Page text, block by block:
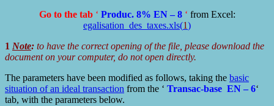
Go to the tab‘ Produc. 8% EN – 8‘ from Excel:
egalisation_des_taxes.xls(1)
1 Note: to have the correct opening of the file, please download the
document on your computer, do not open directly.
The parameters have been modified as follows, taking the basic
situation of an ideal transaction from the ‘ Transac-base EN – 6‘
tab, with the parameters below.